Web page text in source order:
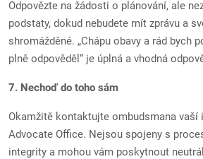
Odpovězte na žádosti o plánování, ale
podstaty, dokud nebudete mít zprávu a
shromážděné. „Chápu obavy a rád bych
plně odpověděl“ je úplná a vhodná
7. Nechoď do toho sám
Okamžitě kontaktujte ombudsmana vaší
Advocate Office. Nejsou spojeny s
integrity a mohou vám poskytnout